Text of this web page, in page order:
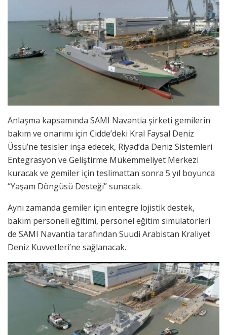
Anlaşma kapsamında SAMI Navantia şirketi gemilerin
bakım ve onarımı için Cidde’deki Kral Faysal Deniz
Üssü’ne tesisler inşa edecek, Riyad’da Deniz Sistemleri
Entegrasyon ve Geliştirme Mükemmeliyet Merkezi
kuracak ve gemiler için teslimattan sonra 5 yıl boyunca
“Yaşam Döngüsü Desteği” sunacak.
Aynı zamanda gemiler için entegre lojistik destek,
bakım personeli eğitimi, personel eğitim simülatörleri
de SAMI Navantia tarafından Suudi Arabistan Kraliyet
Deniz Kuvvetleri’ne sağlanacak.